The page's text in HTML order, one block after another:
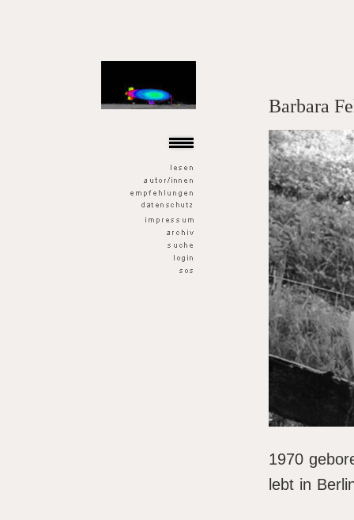
Barbara
1970
lebt in